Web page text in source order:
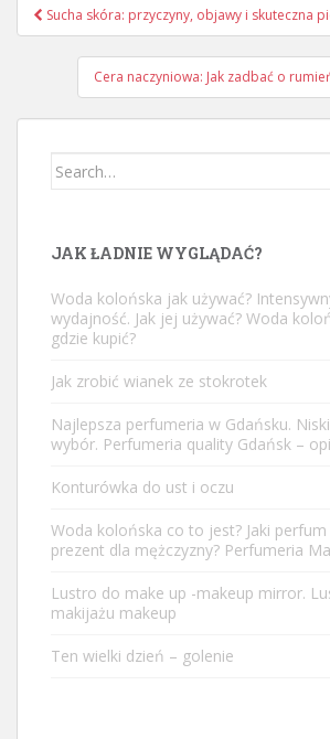
Nawigacja
wpisu
Sucha skóra: przyczyny, objawy i skuteczna
Cera naczyniowa: Jak zadbać o
Search
JAK ŁADNIE WYGLĄDAĆ?
Woda kolońska jak używać?
wydajność. Jak jej używać? Woda
gdzie kupić?
Jak zrobić wianek ze stokrotek
Najlepsza perfumeria w Gdańsku.
wybór. Perfumeria quality Gdańsk –
Konturówka do ust i oczu
Woda kolońska co to jest? Jaki
prezent dla mężczyzny? Perfumeria
Lustro do make up -makeup mirror.
makijażu makeup
Ten wielki dzień – golenie